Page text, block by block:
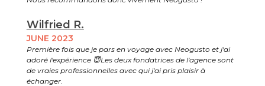
Wilfried R.
JUNE 2023
Première fois que je pars en voyage avec Neogusto et j'ai
adoré l'expérience 😇Les deux fondatrices de l'agence sont
de vraies professionnelles avec qui j'ai pris plaisir à
échanger.